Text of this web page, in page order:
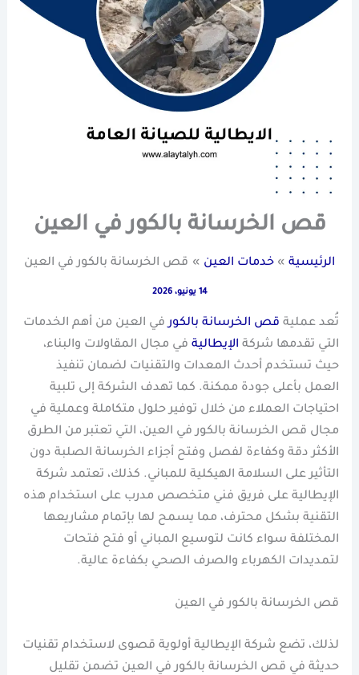
قص الخرسانة بالكور في العين
الرئيسية خدمات العين قص الخرسانة بالكور في العين
14 يونيو، 2026
تُعد عملية قص الخرسانة بالكورفي العين من أهم الخدمات
التي تقدمها شركة الإيطالية في مجال المقاولات والبناء،
حيث تستخدم أحدث المعدات والتقنيات لضمان تنفيذ
العمل بأعلى جودة ممكنة. كما تهدف الشركة إلى تلبية
احتياجات العملاء من خلال توفير حلول متكاملة وعملية في
مجال قص الخرسانة بالكور في العين، التي تعتبر من الطرق
الأكثر دقة وكفاءة لفصل وفتح أجزاء الخرسانة الصلبة دون
التأثير على السلامة الهيكلية للمباني. كذلك، تعتمد شركة
الإيطالية على فريق فني متخصص مدرب على استخدام هذه
التقنية بشكل محترف، مما يسمح لها بإتمام مشاريعها
المختلفة سواء كانت لتوسيع المباني أو فتح فتحات
لتمديدات الكهرباء والصرف الصحي بكفاءة عالية.
قص الخرسانة بالكور في العين
لذلك، تضع شركة الإيطالية أولوية قصوى لاستخدام تقنيات
حديثة في قص الخرسانة بالكور في العين تضمن تقليل